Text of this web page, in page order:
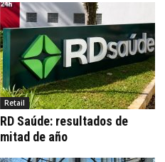
Retail
RD Saúde: resultados de
mitad de año